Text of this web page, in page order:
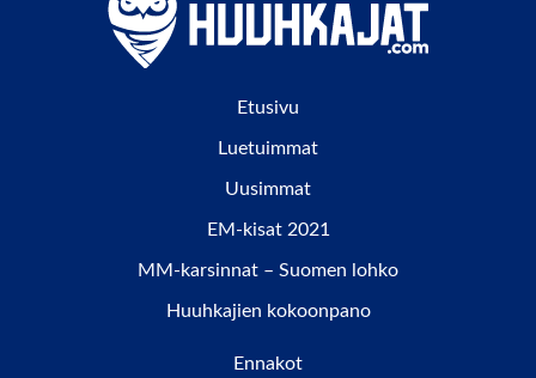
Etusivu
Luetuimmat
Uusimmat
EM-kisat 2021
MM-karsinnat – Suomen lohko
Huuhkajien kokoonpano
Ennakot